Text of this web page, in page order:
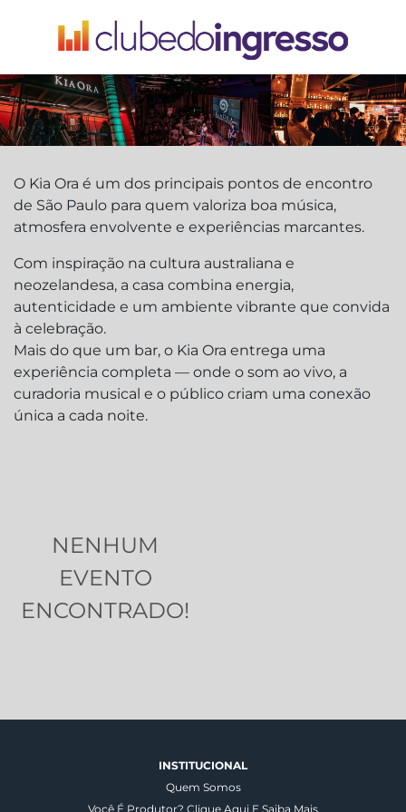
O Kia Ora é um dos principais pontos de encontro
de São Paulo para quem valoriza boa música,
atmosfera envolvente e experiências marcantes.
Com inspiração na cultura australiana e
neozelandesa, a casa combina energia,
autenticidade e um ambiente vibrante que convida
à celebração.
Mais do que um bar, o Kia Ora entrega uma
experiência completa — onde o som ao vivo, a
curadoria musical e o público criam uma conexão
única a cada noite.
NENHUM
EVENTO
ENCONTRADO!
INSTITUCIONAL
Quem Somos
Você É Produtor? Clique Aqui E Saiba Mais